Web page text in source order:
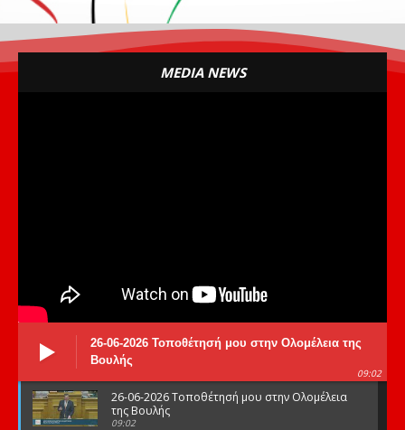
MEDIA NEWS
26-06-2026 Τοποθέτησή μου στην Ολομέλεια της
Βουλής
09:02
26-06-2026 Τοποθέτησή μου στην Ολομέλεια
της Βουλής
09:02